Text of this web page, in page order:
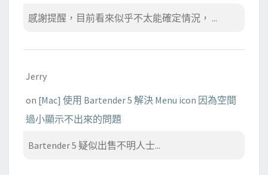
感謝提醒，目前看來似乎不太能確定情況， ...
Jerry
on [Mac] 使用 Bartender 5 解決 Menu icon 因為空間
過小顯示不出來的問題
Bartender 5 疑似出售不明人士...